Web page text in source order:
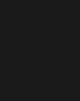
方式，主
印刷工藝
顏色數量與